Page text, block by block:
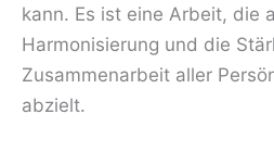
kann. Es ist eine Arbeit, die
Harmonisierung und die
Zusammenarbeit aller
abzielt.